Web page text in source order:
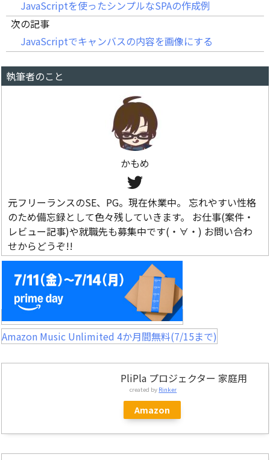
JavaScriptを使ったシンプルなSPAの作成例
次の記事
JavaScriptでキャンバスの内容を画像にする
執筆者のこと
かもめ
元フリーランスのSE、PG。現在休業中。 忘れやすい性格
のため備忘録として色々残していきます。 お仕事(案件・
レビュー記事)や就職先も募集中です(・∀・) お問い合わ
せからどうぞ!!
Amazon Music Unlimited 4か月間無料(7/15まで)
PliPla プロジェクター 家庭用
created by Rinker
Amazon